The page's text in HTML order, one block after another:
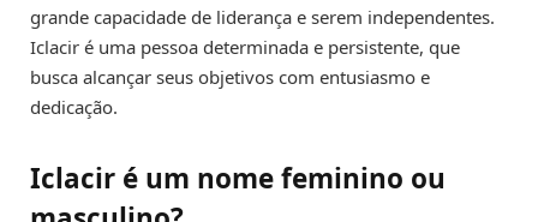
grande capacidade de liderança e serem independentes.
Iclacir é uma pessoa determinada e persistente, que
busca alcançar seus objetivos com entusiasmo e
dedicação.
Iclacir é um nome feminino ou